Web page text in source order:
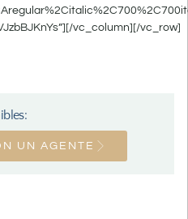
vc_column][/vc_row]
UN AGENTE